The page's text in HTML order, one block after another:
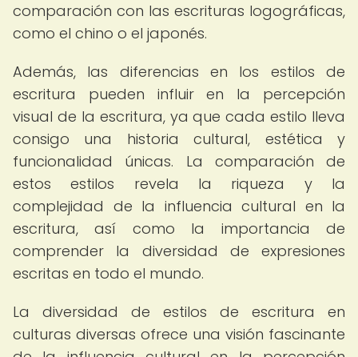
comparación con las escrituras logográficas,
como el chino o el japonés.
Además, las diferencias en los estilos de
escritura pueden influir en la percepción
visual de la escritura, ya que cada estilo lleva
consigo una historia cultural, estética y
funcionalidad únicas. La comparación de
estos estilos revela la riqueza y la
complejidad de la influencia cultural en la
escritura, así como la importancia de
comprender la diversidad de expresiones
escritas en todo el mundo.
La diversidad de estilos de escritura en
culturas diversas ofrece una visión fascinante